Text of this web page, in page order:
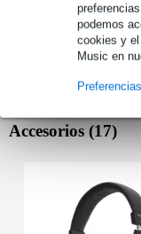
podemos
cookies y
Music en
Accesorios (17)